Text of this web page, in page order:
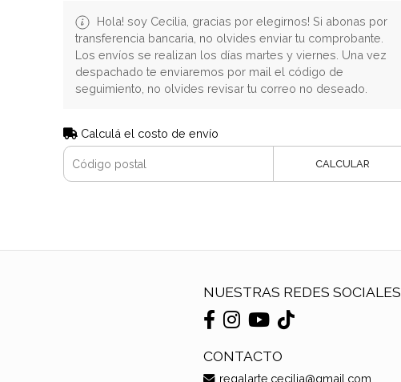
Hola! soy Cecilia, gracias por elegirnos! Si abonas por
transferencia bancaria, no olvides enviar tu comprobante.
Los envíos se realizan los días martes y viernes. Una vez
despachado te enviaremos por mail el código de
seguimiento, no olvides revisar tu correo no deseado.
Calculá el costo de envío
CALCULAR
NUESTRAS REDES SOCIALES
CONTACTO
regalarte.cecilia@gmail.com